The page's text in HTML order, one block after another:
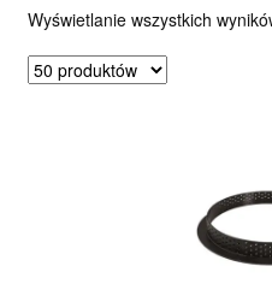
Wyświetlanie wszystkich